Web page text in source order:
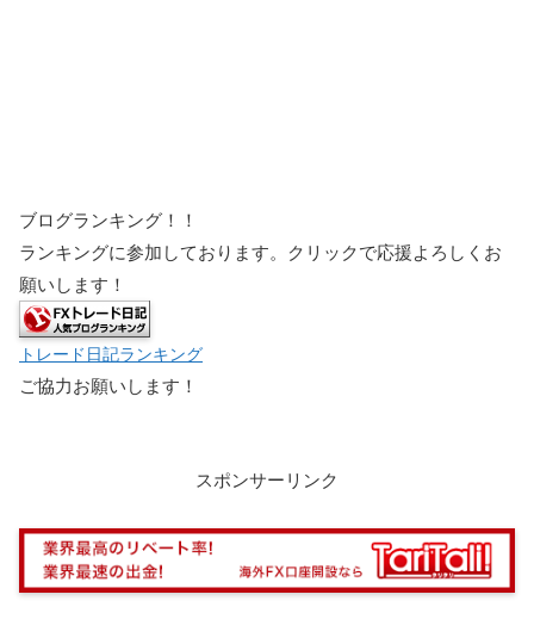
ブログランキング！！
ランキングに参加しております。クリックで応援よろしくお
願いします！
トレード日記ランキング
ご協力お願いします！
スポンサーリンク